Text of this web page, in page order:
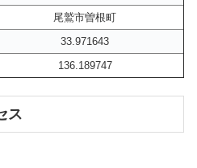
尾鷲市曽根町
33.971643
136.189747
ス